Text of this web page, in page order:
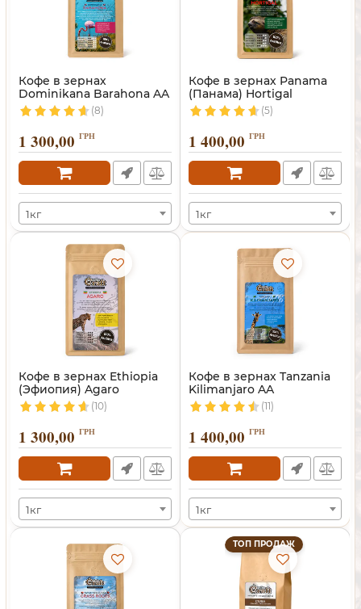
Кофе в зернах
Dominikana Barahona AA
(Доминикана)
(8)
1 300,00 ГРН
1кг
Кофе в зернах Panama
(Панама) Hortigal
(5)
1 400,00 ГРН
1кг
Кофе в зернах Ethiopia
(Эфиопия) Agaro
(10)
1 300,00 ГРН
1кг
Кофе в зернах Tanzania
Kilimanjaro AA
(Танзания)
(11)
1 400,00 ГРН
1кг
ТОП ПРОДАЖ